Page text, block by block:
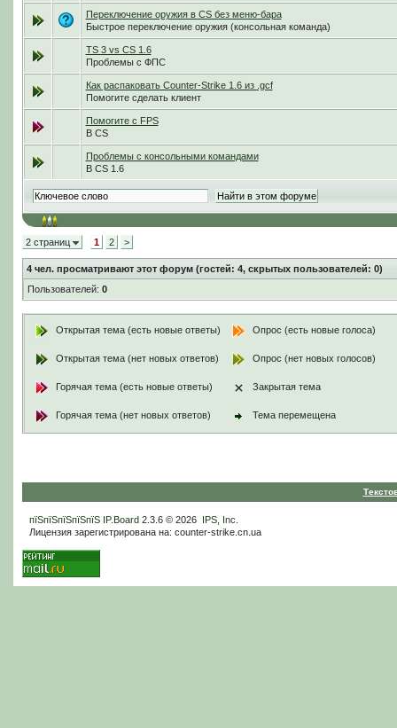
Переключение оружия в CS без меню-бара
Быстрое переключение оружия (консольная команда)
TS 3 vs CS 1.6
Проблемы с ФПС
Как распаковать Counter-Strike 1.6 из .gcf
Помогите сделать клиент
Помогите с FPS
В CS
Проблемы с консольными командами
В CS 1.6
2 страниц 1 2 >
4чел. просматривают этот форум (гостей: 4, скрытых пользователей: 0)
Пользователей: 0
Открытая тема (есть новые ответы)
Открытая тема (нет новых ответов)
Горячая тема (есть новые ответы)
Горячая тема (нет новых ответов)
Опрос (есть новые голоса)
Опрос (нет новых голосов)
Закрытая тема
Тема перемещена
пїЅпїЅпїЅпїЅпїЅ IP.Board2.3.6 © 2026 IPS, Inc
Лицензия зарегистрирована на: counter-strike.cn.ua